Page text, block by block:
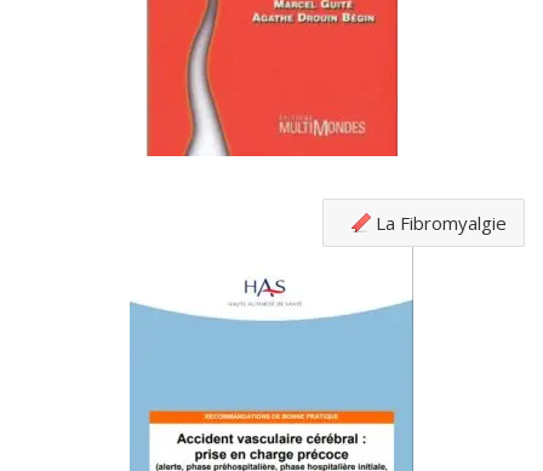
La Fibromyalgie